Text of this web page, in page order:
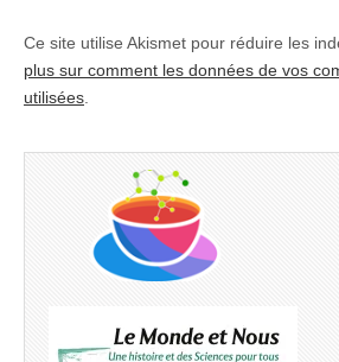
Ce site utilise Akismet pour réduire les
plus sur comment les données de vos
utilisées